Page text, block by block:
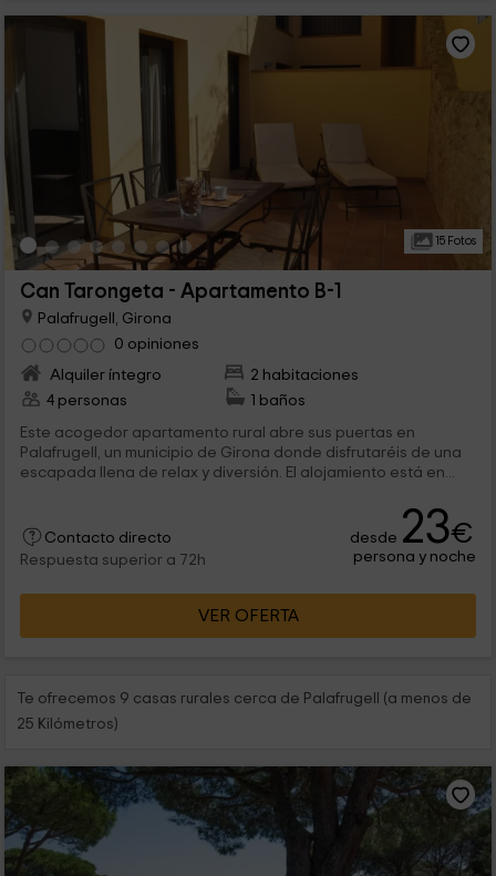
15 Fotos
Can Tarongeta - Apartamento B-1
Palafrugell, Girona
0 opiniones
Alquiler íntegro
2 habitaciones
4 personas
1 baños
Este acogedor apartamento rural abre sus puertas en
Palafrugell, un municipio de Girona donde disfrutaréis de una
escapada llena de relax y diversión. El alojamiento está en...
Contacto directo
Respuesta superior a 72h
desde 23€
persona y noche
VER OFERTA
Te ofrecemos 9 casas rurales cerca de Palafrugell (a menos de
25 Kilómetros)